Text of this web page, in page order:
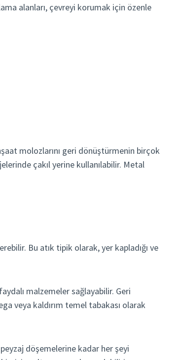
alanları, çevreyi korumak için özenle
molozlarını geri dönüştürmenin birçok
çakıl yerine kullanılabilir. Metal
Bu atık tipik olarak, yer kapladığı ve
malzemeler sağlayabilir. Geri
veya kaldırım temel tabakası olarak
döşemelerine kadar her şeyi